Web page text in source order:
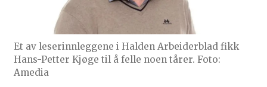
Et av leserinnleggene i Halden Arbeiderblad fikk
Hans-Petter Kjøge til å felle noen tårer. Foto:
Amedia